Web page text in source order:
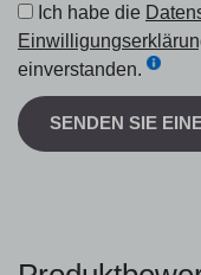
Ich habe die
einverstanden.
SENDEN SIE